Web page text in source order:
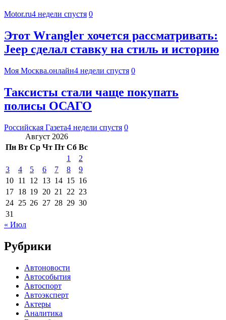
Motor.ru4 недели спустя 0
Этот Wrangler хочется рассматривать:
Jeep сделал ставку на стиль и историю
Моя Москва.онлайн4 недели спустя 0
Таксисты стали чаще покупать
полисы ОСАГО
Российская Газета4 недели спустя 0
Август 2026
Пн Вт Ср Чт Пт Сб Вс
1
2
3
4 5 6 7 8
9
10 11 12 13 14 15 16
17 18 19 20 21 22 23
24 25 26 27 28 29 30
31
« Июл
Рубрики
Автоновости
Автособытия
Автоспорт
Автоэксперт
Актеры
Аналитика